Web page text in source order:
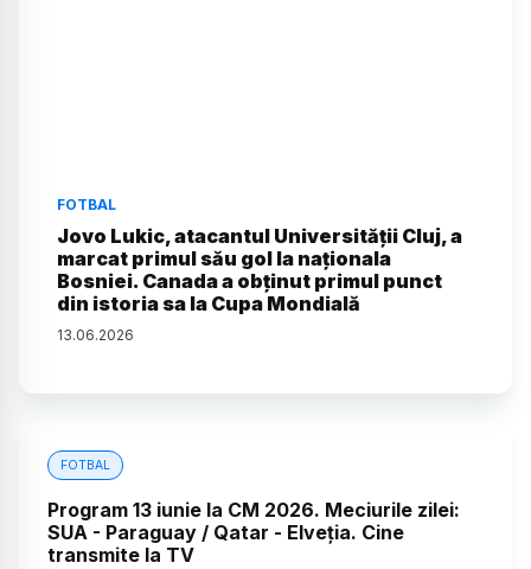
FOTBAL
Jovo Lukic, atacantul Universității Cluj, a
marcat primul său gol la naționala
Bosniei. Canada a obținut primul punct
din istoria sa la Cupa Mondială
13.06.2026
FOTBAL
Program 13 iunie la CM 2026. Meciurile zilei:
SUA - Paraguay / Qatar - Elveția. Cine
transmite la TV